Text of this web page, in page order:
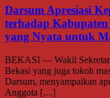
Darsum Apresiasi
terhadap
yang Nyata untuk
BEKASI — Wakil
Bekasi yang juga tokoh
Darsum, menyampaikan
Anggota […]